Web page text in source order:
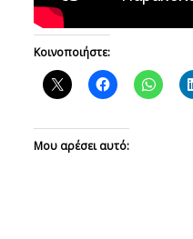
Κοινοποιήστε:
Μου αρέσει αυτό: